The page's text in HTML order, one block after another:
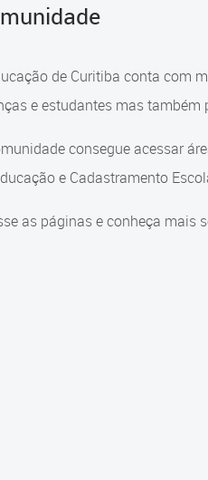
de Curitiba conta com
e estudantes mas também
consegue acessar
e Cadastramento
as páginas e conheça mais